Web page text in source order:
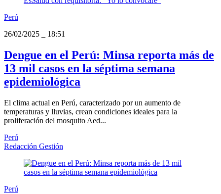
Perú
26/02/2025
18:51
Dengue en el Perú: Minsa reporta más de
13 mil casos en la séptima semana
epidemiológica
El clima actual en Perú, caracterizado por un aumento de
temperaturas y lluvias, crean condiciones ideales para la
proliferación del mosquito Aed...
Perú
Redacción Gestión
Perú